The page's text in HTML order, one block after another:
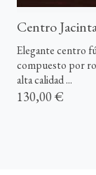
Centro
Elegante centro
compuesto por
alta calidad ...
130,00 €